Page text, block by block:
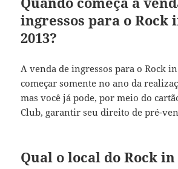
ingressos para o Rock
2013?
A venda de ingressos para o Rock
começar somente no ano da
mas você já pode, por meio do
Club, garantir seu direito de pré-
Qual o local do Rock in